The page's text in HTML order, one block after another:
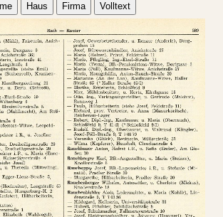
Haus Firma Volltext